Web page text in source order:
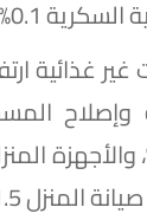
غذائية
الخارجية 0.7%.